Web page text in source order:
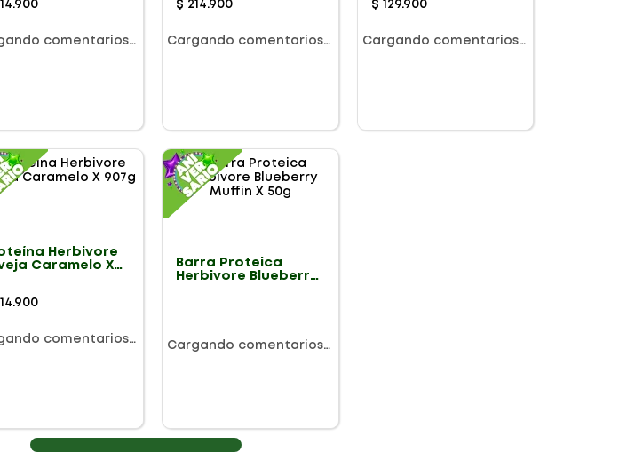
.900
comentarios…
$ 214.900
Cargando comentarios…
$ 129.900
Cargando comentarios…
Herbivore
Caramelo X
.900
comentarios…
Barra Proteica
Herbivore Blueberry
Cargando comentarios…